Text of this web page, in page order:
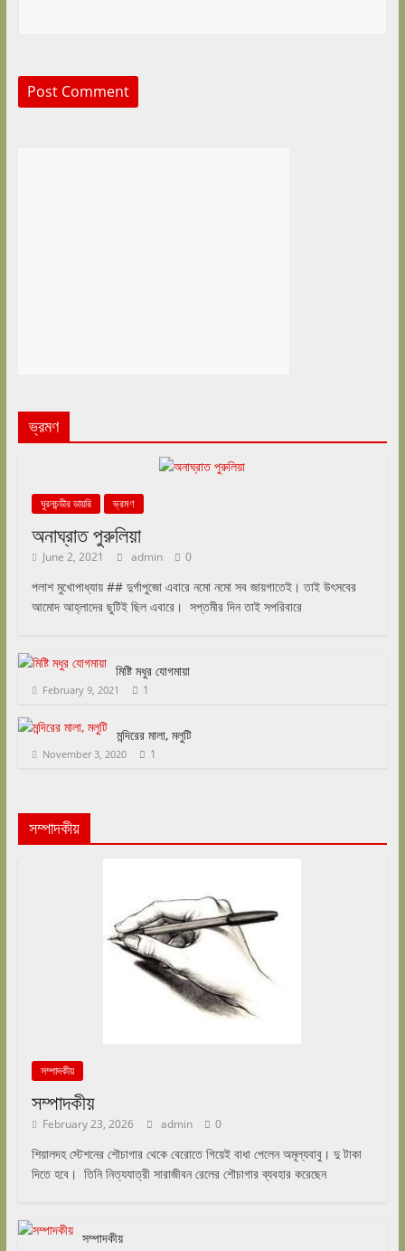
ভ্রমণ
ঘুরনচন্ডীর ডায়রি ভ্রমণ
অনাঘ্রাত পুরুলিয়া
June 2, 2021 admin 0
পলাশ মুখোপাধ্যায় ## দুর্গাপুজো এবারে নমো নমো সব জায়গাতেই। তাই উৎসবের
আমোদ আহ্লাদের ছুটিই ছিল এবারে। সপ্তমীর দিন তাই সপরিবারে
মিষ্টি মধুর যোগমায়া
February 9, 2021 1
মন্দিরের মালা, মলুটি
November 3, 2020 1
সম্পাদকীয়
সম্পাদকীয়
সম্পাদকীয়
February 23, 2026 admin 0
শিয়ালদহ স্টেশনের শৌচাগার থেকে বেরোতে গিয়েই বাধা পেলেন অমূল্যবাবু। দু টাকা
দিতে হবে। তিনি নিত্যযাত্রী সারাজীবন রেলের শৌচাগার ব্যবহার করেছেন
সম্পাদকীয়